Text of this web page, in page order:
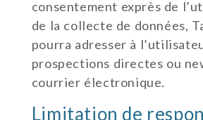
consentement exprès de
de la collecte de données,
pourra adresser à
prospections directes ou
courrier électronique.
Limitation de